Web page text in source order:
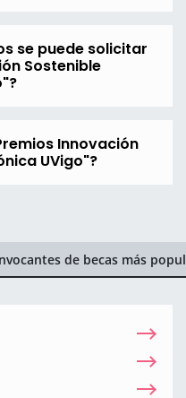
se puede solicitar
Sostenible
Innovación
UVigo"?
de becas más